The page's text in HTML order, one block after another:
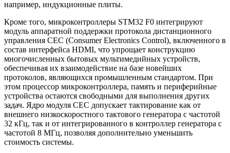
например, индукционные плиты.
Кроме того, микроконтроллеры STM32 F0 интегрируют
модуль аппаратной поддержки протокола дистанционного
управления CEC (Consumer Electronics Control), включенного в
состав интерфейса HDMI, что упрощает конструкцию
многочисленных бытовых мультимедийных устройств,
обеспечивая их взаимодействие на базе новейших
протоколов, являющихся промышленным стандартом. При
этом процессор микроконтроллера, память и периферийные
устройства остаются свободными для выполнения других
задач. Ядро модуля CEC допускает тактирование как от
внешнего низкоскоростного тактового генератора с частотой
32 кГц, так и от интегрированного в контроллер генератора с
частотой 8 МГц, позволяя дополнительно уменьшить
стоимость системы.